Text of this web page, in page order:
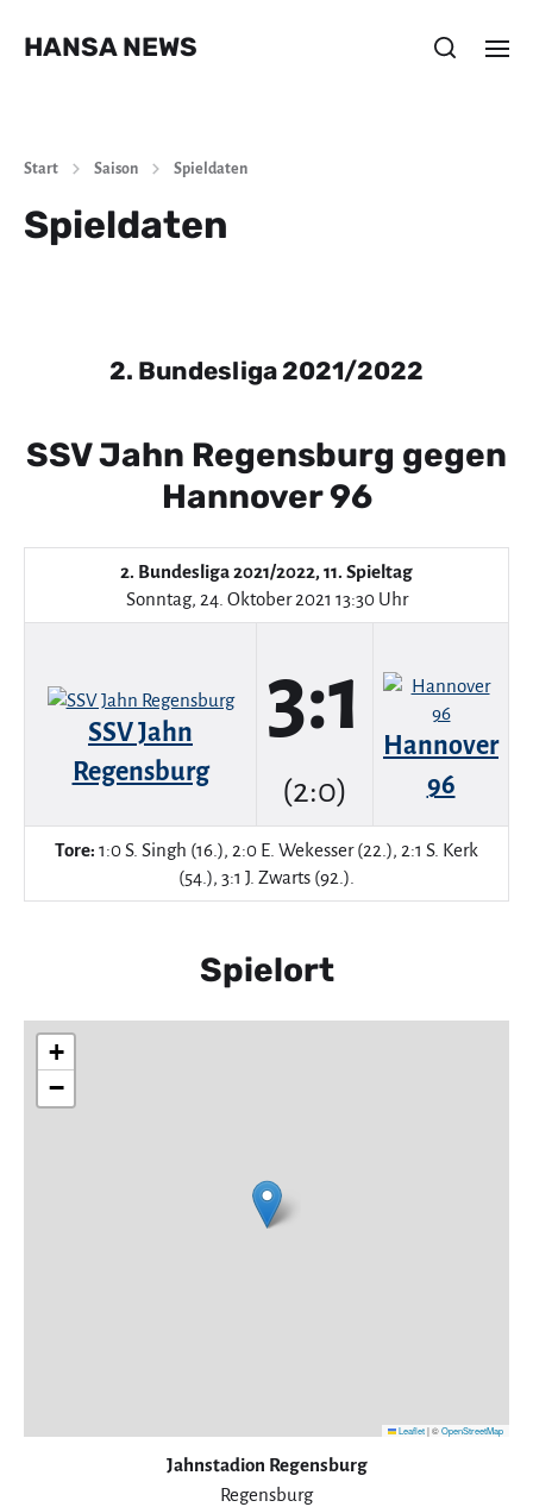
HANSA NEWS
Start Saison Spieldaten
Spieldaten
2. Bundesliga 2021/2022
SSV Jahn Regensburg gegen
Hannover 96
2. Bundesliga 2021/2022, 11. Spieltag
Sonntag, 24. Oktober 2021 13:30 Uhr
SSV Jahn
Regensburg
3:1
(2:0)
Hannover
96
Tore: 1:0 S. Singh (16.), 2:0 E. Wekesser (22.), 2:1 S. Kerk
(54.), 3:1 J. Zwarts (92.).
Spielort
+
−
Leaflet|©OpenStreetMap
Jahnstadion Regensburg
Regensburg